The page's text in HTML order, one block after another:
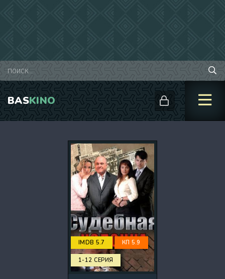
BASKINO
IMDB 5.7 КП 5.9
1-12 СЕРИЯ